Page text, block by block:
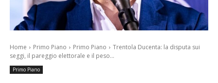
Home Primo Piano Primo Piano
Trentola Ducenta: la disputa sui
seggi, il pareggio elettorale e il peso...
Primo Piano